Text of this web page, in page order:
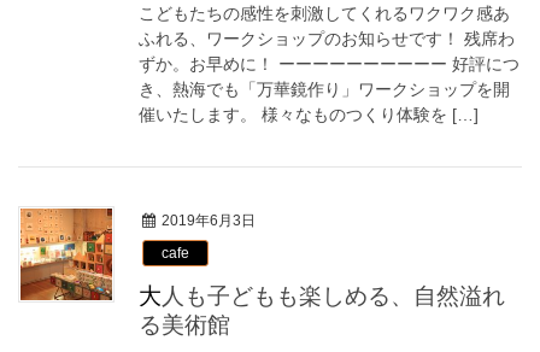
こどもたちの感性を刺激してくれるワクワク感あ
ふれる、ワークショップのお知らせです！ 残席わ
ずか。お早めに！ ーーーーーーーーーー 好評につ
き、熱海でも「万華鏡作り」ワークショップを開
催いたします。 様々なものつくり体験を […]
2019年6月3日
cafe
大人も子どもも楽しめる、自然溢れ
る美術館